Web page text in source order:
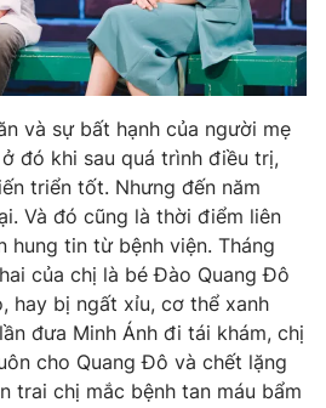
và sự bất hạnh của người mẹ
đó khi sau quá trình điều trị,
triển tốt. Nhưng đến năm
Và đó cũng là thời điểm liên
hung tin từ bệnh viện. Tháng
của chị là bé Đào Quang Đô
hay bị ngất xỉu, cơ thể xanh
đưa Minh Ánh đi tái khám, chị
cho Quang Đô và chết lặng
trai chị mắc bệnh tan máu bẩm